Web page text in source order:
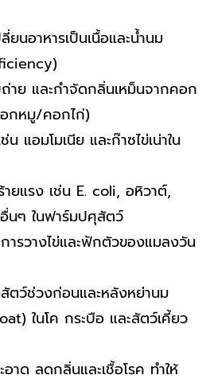
ยนอาหารเป็นเนื้อและน้ำนม
ย และกำจัดกลิ่นเหม็นจากคอก
กหมู/คอกไก่)
แอมโมเนีย และก๊าซไข่เน่าใน
ยแรง เช่น E. coli, อหิวาต์,
นๆ ในฟาร์มปศุสัตว์
รวางไข่และฟักตัวของแมลงวัน
ตว์ช่วงก่อนและหลังหย่านม
ในโค กระบือ และสัตว์เคี้ยว
อาด ลดกลิ่นและเชื้อโรค ทำให้